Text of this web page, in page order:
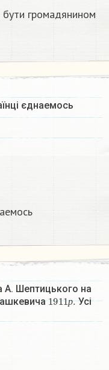
громадянином
єднаемось
А. Шептицького на
р
1911
Усі